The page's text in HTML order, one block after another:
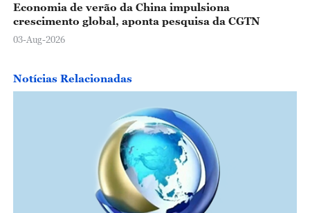
Economia de verão da China impulsiona
crescimento global, aponta pesquisa da CGTN
03-Aug-2026
Notícias Relacionadas